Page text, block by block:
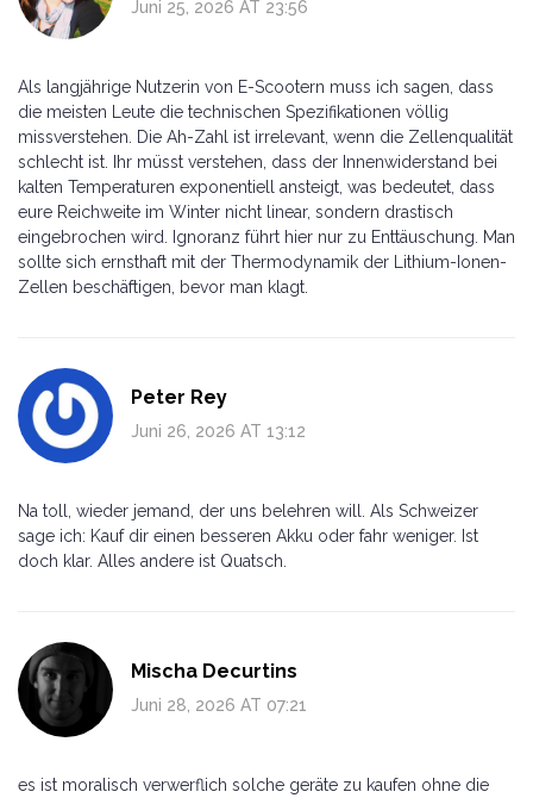
Juni 25, 2026 AT 23:56
Als langjährige Nutzerin von E-Scootern muss ich sagen, dass
die meisten Leute die technischen Spezifikationen völlig
missverstehen. Die Ah-Zahl ist irrelevant, wenn die Zellenqualität
schlecht ist. Ihr müsst verstehen, dass der Innenwiderstand bei
kalten Temperaturen exponentiell ansteigt, was bedeutet, dass
eure Reichweite im Winter nicht linear, sondern drastisch
eingebrochen wird. Ignoranz führt hier nur zu Enttäuschung. Man
sollte sich ernsthaft mit der Thermodynamik der Lithium-Ionen-
Zellen beschäftigen, bevor man klagt.
Peter Rey
Juni 26, 2026 AT 13:12
Na toll, wieder jemand, der uns belehren will. Als Schweizer
sage ich: Kauf dir einen besseren Akku oder fahr weniger. Ist
doch klar. Alles andere ist Quatsch.
Mischa Decurtins
Juni 28, 2026 AT 07:21
es ist moralisch verwerflich solche geräte zu kaufen ohne die